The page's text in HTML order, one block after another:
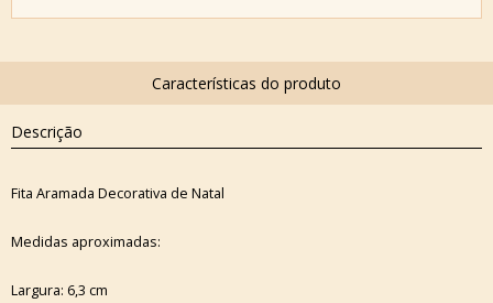
Descrição
Fita Aramada Decorativa de Natal
Medidas aproximadas:
Largura: 6,3 cm